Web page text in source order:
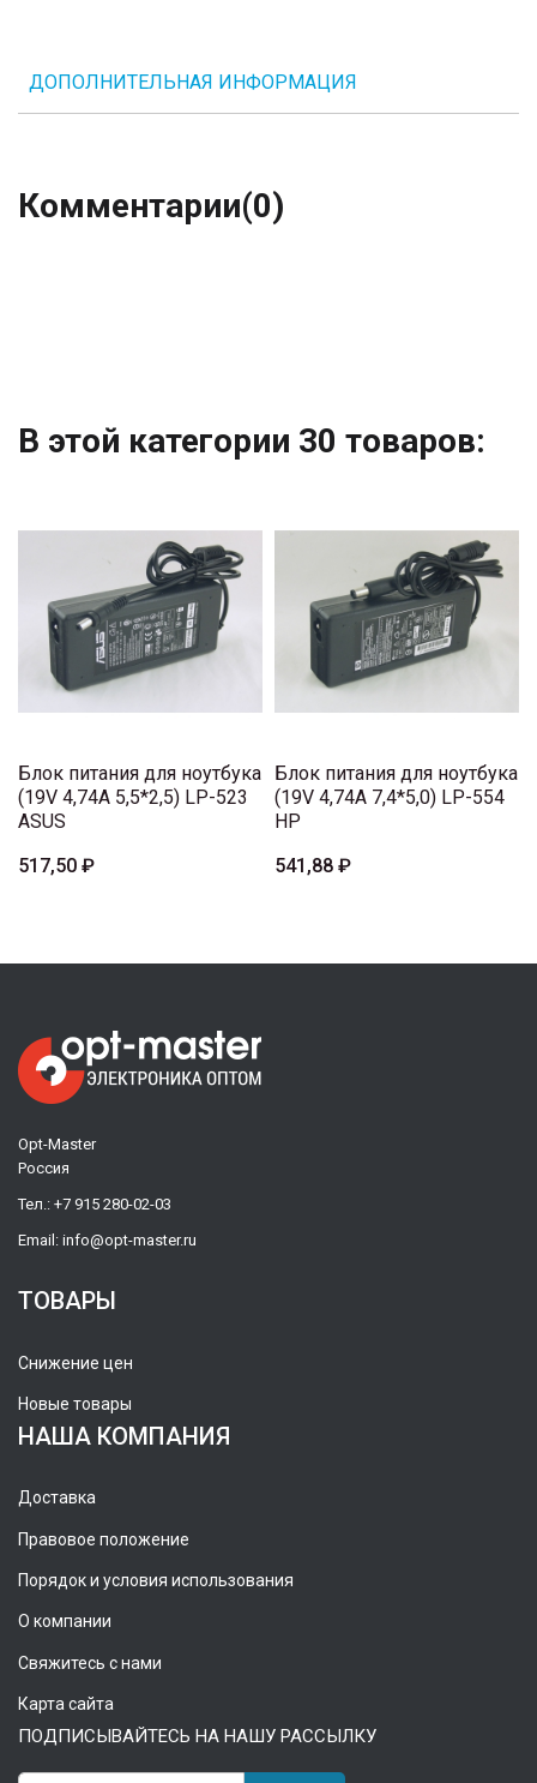
ДОПОЛНИТЕЛЬНАЯ ИНФОРМАЦИЯ
Комментарии(0)
В этой категории 30 товаров:
Блок питания для ноутбука
(19V 4,74A 5,5*2,5) LP-523
ASUS
517,50 ₽
Блок питания для ноутбука
(19V 4,74A 7,4*5,0) LP-554
HP
541,88 ₽
Opt-Master
Россия
Тел.: +7 915 280-02-03
Email: info@opt-master.ru
ТОВАРЫ
Снижение цен
Новые товары
НАША КОМПАНИЯ
Доставка
Правовое положение
Порядок и условия использования
О компании
Свяжитесь с нами
Карта сайта
ПОДПИСЫВАЙТЕСЬ НА НАШУ РАССЫЛКУ